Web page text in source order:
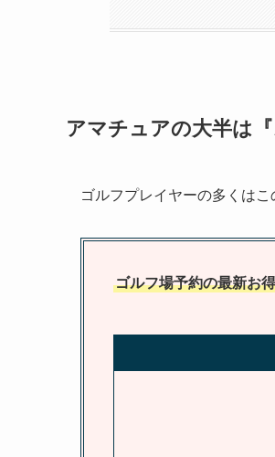
アマチュアの大半は『
ゴルフプレイヤーの多くはこ
ゴルフ場予約の最新お